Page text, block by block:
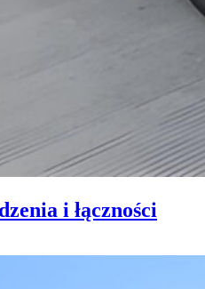
i łączności